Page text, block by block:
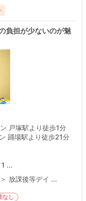
負担が少ないのが魅
戸塚駅より徒歩1分
踊場駅より徒歩21分
...
放課後等デイ ...
なし